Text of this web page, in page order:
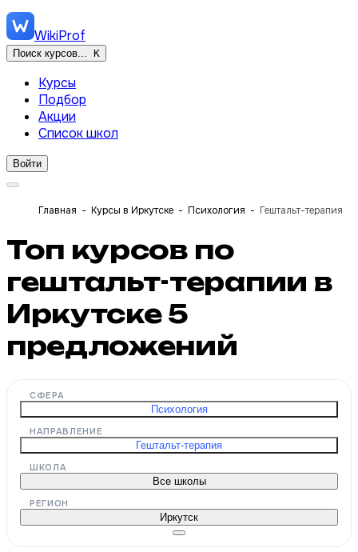
WikiProf
Поиск курсов... K
Курсы
Подбор
Акции
Список школ
Войти
Главная Курсы в Иркутске Психология Гештальт-терапия
Топ курсов по
гештальт-терапии в
Иркутске 5
предложений
СФЕРА
Психология
НАПРАВЛЕНИЕ
Гештальт-терапия
ШКОЛА
Все школы
РЕГИОН
Иркутск